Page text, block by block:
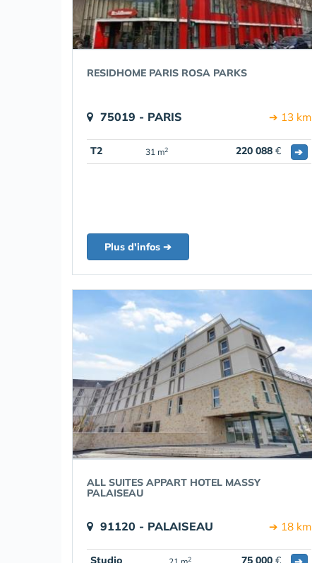
RESIDHOME PARIS ROSA PARKS
75019 - PARIS ➔ 13 km
T2 31 m2 220 088 € ➔
Plus d'infos ➔
ALL SUITES APPART HOTEL MASSY
PALAISEAU
91120 - PALAISEAU ➔ 18 km
Studio 2 75 000 €